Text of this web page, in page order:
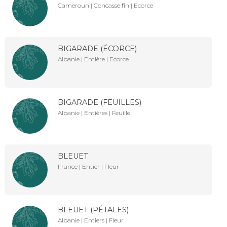
Cameroun | Concassé fin | Ecorce
BIGARADE (ÉCORCE)
Albanie | Entière | Ecorce
BIGARADE (FEUILLES)
Albanie | Entières | Feuille
BLEUET
France | Entier | Fleur
BLEUET (PÉTALES)
Albanie | Entiers | Fleur